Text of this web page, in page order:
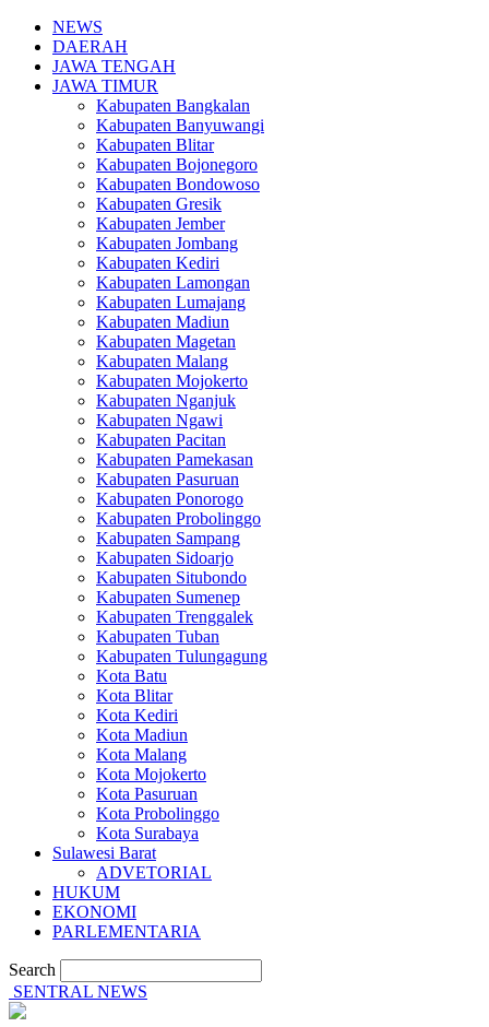
NEWS
DAERAH
JAWA TENGAH
JAWA TIMUR
Kabupaten Bangkalan
Kabupaten Banyuwangi
Kabupaten Blitar
Kabupaten Bojonegoro
Kabupaten Bondowoso
Kabupaten Gresik
Kabupaten Jember
Kabupaten Jombang
Kabupaten Kediri
Kabupaten Lamongan
Kabupaten Lumajang
Kabupaten Madiun
Kabupaten Magetan
Kabupaten Malang
Kabupaten Mojokerto
Kabupaten Nganjuk
Kabupaten Ngawi
Kabupaten Pacitan
Kabupaten Pamekasan
Kabupaten Pasuruan
Kabupaten Ponorogo
Kabupaten Probolinggo
Kabupaten Sampang
Kabupaten Sidoarjo
Kabupaten Situbondo
Kabupaten Sumenep
Kabupaten Trenggalek
Kabupaten Tuban
Kabupaten Tulungagung
Kota Batu
Kota Blitar
Kota Kediri
Kota Madiun
Kota Malang
Kota Mojokerto
Kota Pasuruan
Kota Probolinggo
Kota Surabaya
Sulawesi Barat
ADVETORIAL
HUKUM
EKONOMI
PARLEMENTARIA
Search
SENTRAL NEWS